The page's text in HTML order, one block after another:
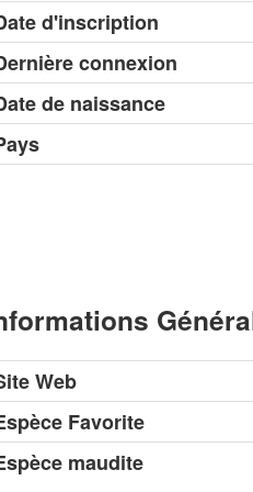
d'inscription
connexion
de naissance
Web
Favorite
maudite